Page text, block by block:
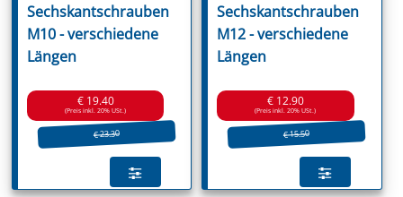
Sechskantschrauben
M10 - verschiedene
Längen
€ 19.40
(Preis inkl. 20% USt.)
€ 23.30
Sechskantschrauben
M12 - verschiedene
Längen
€ 12.90
(Preis inkl. 20% USt.)
€ 15.50